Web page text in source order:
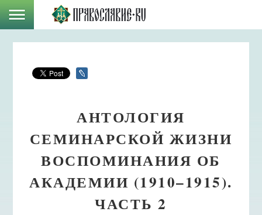
АНТОЛОГИЯ
СЕМИНАРСКОЙ ЖИЗНИ
ВОСПОМИНАНИЯ ОБ
АКАДЕМИИ (1910–1915).
ЧАСТЬ 2